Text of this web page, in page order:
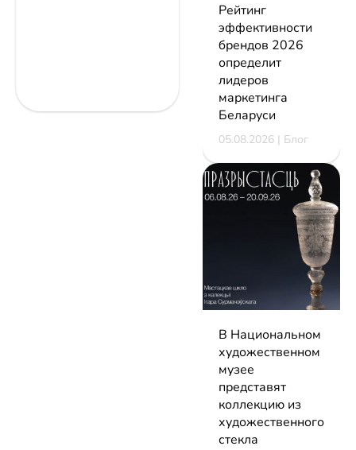
Рейтинг
эффективности
брендов 2026
определит
лидеров
маркетинга
Беларуси
05.08.2026 | Блог
В Национальном
художественном
музее
представят
коллекцию из
художественного
стекла